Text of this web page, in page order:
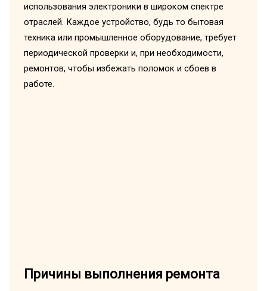
использования электроники в широком спектре
отраслей. Каждое устройство, будь то бытовая
техника или промышленное оборудование, требует
периодической проверки и, при необходимости,
ремонтов, чтобы избежать поломок и сбоев в
работе.
Причины выполнения ремонта